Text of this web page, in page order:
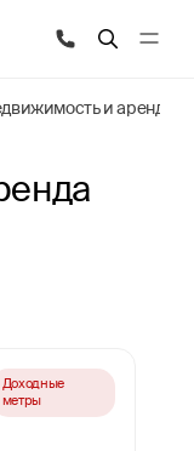
и аренда
Доходные
метры